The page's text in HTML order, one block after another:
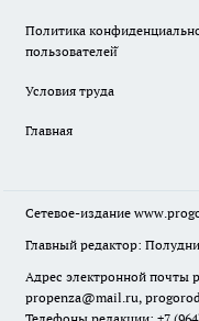
Политика
пользователей̆
Условия труда
Главная
Сетевое-издание
Главный редактор:
Адрес электронной почты
propenza@mail.ru,